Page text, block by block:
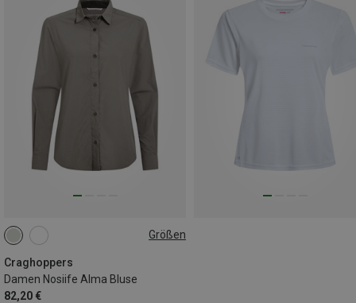
Größen
Craghoppers
Damen Nosiife Alma Bluse
82,20 €
S M
3XL